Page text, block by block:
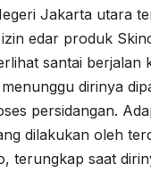
Jakarta utara
edar produk
santai berjalan
dirinya
persidangan.
dilakukan oleh
terungkap saat